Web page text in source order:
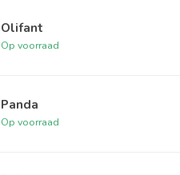
Olifant
Op voorraad
Panda
Op voorraad